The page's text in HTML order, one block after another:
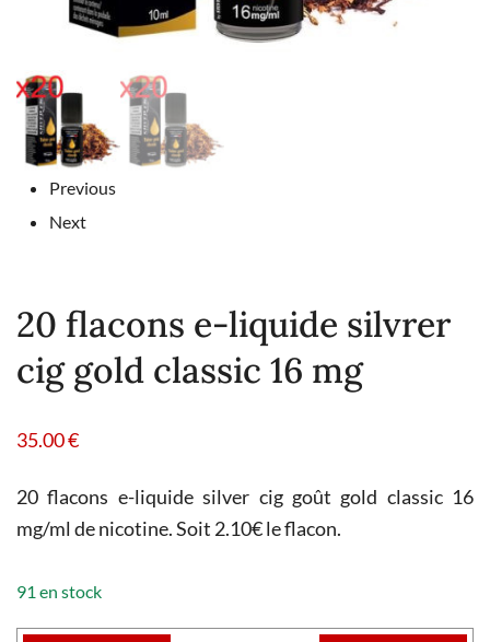
Previous
Next
20 flacons e-liquide silvrer
cig gold classic 16 mg
35.00€
20 flacons e-liquide silver cig goût gold classic 16
mg/ml de nicotine. Soit 2.10€ le flacon.
91 en stock